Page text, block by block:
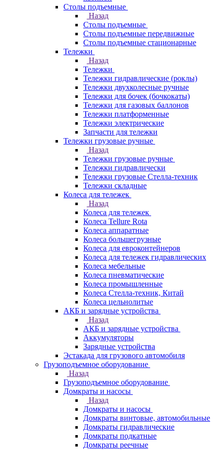
Столы подъемные
Назад
Столы подъемные
Столы подъемные передвижные
Столы подъемные стационарные
Тележки
Назад
Тележки
Тележки гидравлические (роклы)
Тележки двухколесные ручные
Тележки для бочек (бочкокаты)
Тележки для газовых баллонов
Тележки платформенные
Тележки электрические
Запчасти для тележки
Тележки грузовые ручные
Назад
Тележки грузовые ручные
Тележки гидравлически
Тележки грузовые Стелла-техник
Тележки складные
Колеса для тележек
Назад
Колеса для тележек
Колеса Tellure Rota
Колеса аппаратные
Колеса большегрузные
Колеса для евроконтейнеров
Колеса для тележек гидравлических
Колеса мебельные
Колеса пневматические
Колеса промышленные
Колеса Стелла-техник, Китай
Колеса цельнолитые
АКБ и зарядные устройства
Назад
АКБ и зарядные устройства
Аккумуляторы
Зарядные устройства
Эстакада для грузового автомобиля
Грузоподъемное оборудование
Назад
Грузоподъемное оборудование
Домкраты и насосы
Назад
Домкраты и насосы
Домкраты винтовые, автомобильные
Домкраты гидравлические
Домкраты подкатные
Домкраты реечные